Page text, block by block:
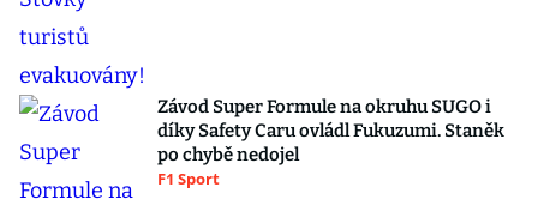
Závod Super Formule na okruhu SUGO i
díky Safety Caru ovládl Fukuzumi. Staněk
po chybě nedojel
F1 Sport